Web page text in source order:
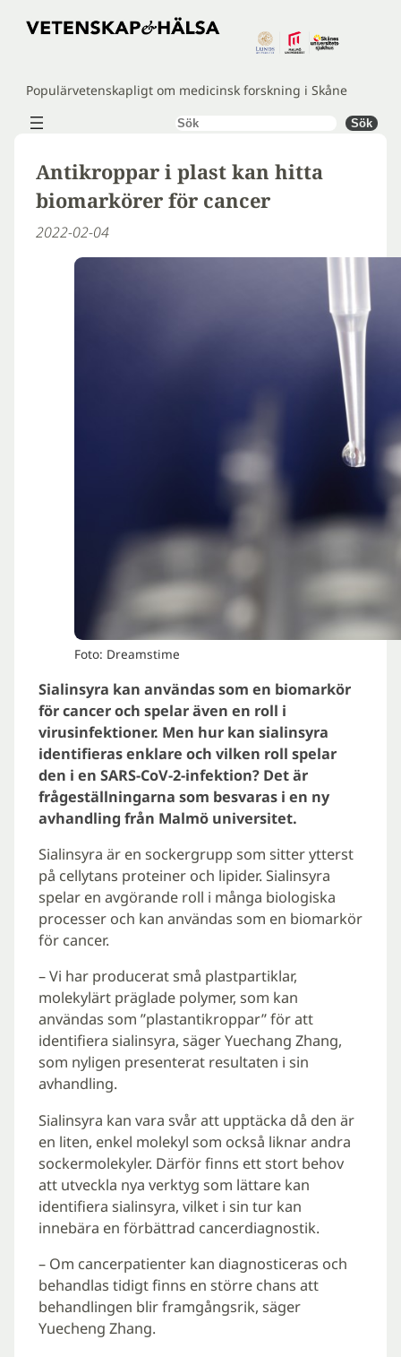
Hoppa
Populärvetenskapligt om medicinsk forskning i Skåne
Sök Sök
Antikroppar i plast kan hitta
biomarkörer för cancer
2022-02-04
Foto: Dreamstime
Sialinsyra kan användas som en biomarkör
för cancer och spelar även en roll i
virusinfektioner. Men hur kan sialinsyra
identifieras enklare och vilken roll spelar
den i en SARS-CoV-2-infektion? Det är
frågeställningarna som besvaras i en ny
avhandling från Malmö universitet.
Sialinsyra är en sockergrupp som sitter ytterst
på cellytans proteiner och lipider. Sialinsyra
spelar en avgörande roll i många biologiska
processer och kan användas som en biomarkör
för cancer.
– Vi har producerat små plastpartiklar,
molekylärt präglade polymer, som kan
användas som ”plastantikroppar” för att
identifiera sialinsyra, säger Yuechang Zhang,
som nyligen presenterat resultaten i sin
avhandling.
Sialinsyra kan vara svår att upptäcka då den är
en liten, enkel molekyl som också liknar andra
sockermolekyler. Därför finns ett stort behov
att utveckla nya verktyg som lättare kan
identifiera sialinsyra, vilket i sin tur kan
innebära en förbättrad cancerdiagnostik.
– Om cancerpatienter kan diagnosticeras och
behandlas tidigt finns en större chans att
behandlingen blir framgångsrik, säger
Yuecheng Zhang.